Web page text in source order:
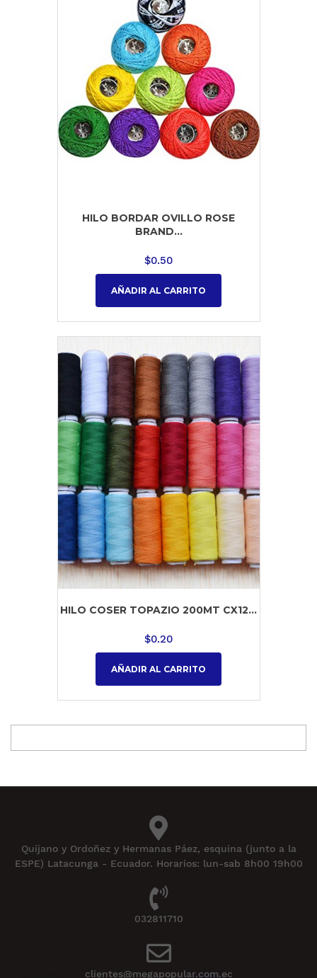
HILO BORDAR OVILLO ROSE
BRAND...
$0.50
AÑADIR AL CARRITO
HILO COSER TOPAZIO 200MT CX12...
$0.20
AÑADIR AL CARRITO
Quijano y Ordoñez y Hermanas Páez, esquina (junto a la
ESPE) Latacunga - Ecuador. Horarios: lun-sab 8h00 19h00
032811710
clientes@megapopular.com.ec